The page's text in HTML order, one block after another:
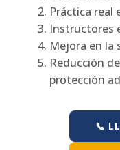
Práctica real
Instructores
Mejora en la
Reducción
protección
📞